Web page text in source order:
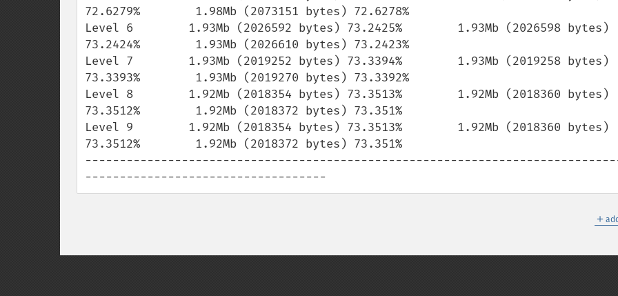
72.6279%        1.98Mb (2073151 bytes) 72.6278%
Level 6        1.93Mb (2026592 bytes) 73.2425%        1.93Mb (2026598 bytes)
73.2424%        1.93Mb (2026610 bytes) 73.2423%
Level 7        1.93Mb (2019252 bytes) 73.3394%        1.93Mb (2019258 bytes)
73.3393%        1.93Mb (2019270 bytes) 73.3392%
Level 8        1.92Mb (2018354 bytes) 73.3513%        1.92Mb (2018360 bytes)
73.3512%        1.92Mb (2018372 bytes) 73.351%
Level 9        1.92Mb (2018354 bytes) 73.3513%        1.92Mb (2018360 bytes)
73.3512%        1.92Mb (2018372 bytes) 73.351%
-----------------------------------
＋